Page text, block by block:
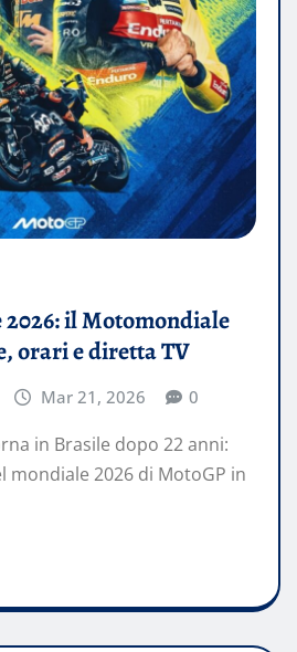
il Motomondiale
orari e diretta TV
Mar 21, 2026 0
in Brasile dopo 22 anni:
mondiale 2026 di MotoGP in